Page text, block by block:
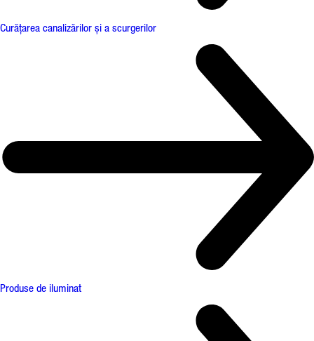
Curățarea canalizărilor și a scurgerilor
Produse de iluminat